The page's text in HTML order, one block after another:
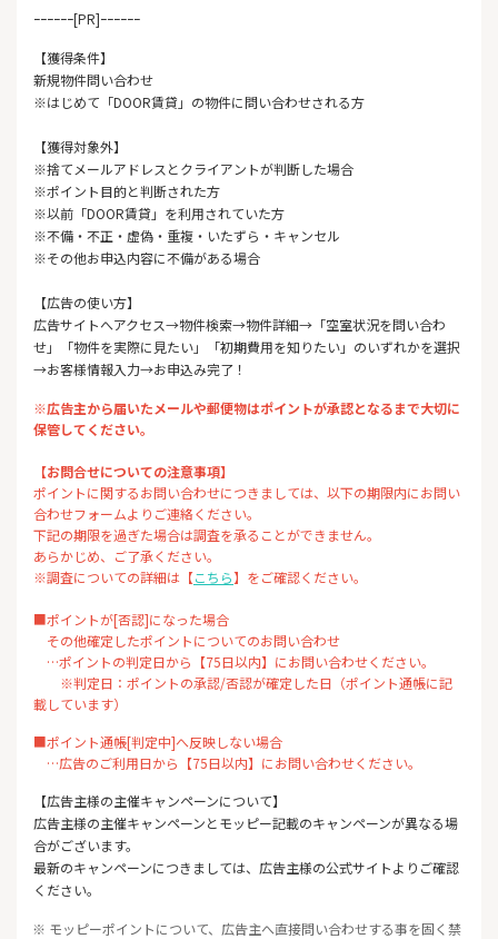
ｰｰｰｰｰｰ[PR]ｰｰｰｰｰｰ
【獲得条件】
新規物件問い合わせ
※はじめて「DOOR賃貸」の物件に問い合わせされる方
【獲得対象外】
※捨てメールアドレスとクライアントが判断した場合
※ポイント目的と判断された方
※以前「DOOR賃貸」を利用されていた方
※不備・不正・虚偽・重複・いたずら・キャンセル
※その他お申込内容に不備がある場合
【広告の使い方】
広告サイトへアクセス→物件検索→物件詳細→「空室状況を問い合わ
せ」「物件を実際に見たい」「初期費用を知りたい」のいずれかを選択
→お客様情報入力→お申込み完了！
※広告主から届いたメールや郵便物はポイントが承認となるまで大切に
保管してください。
【お問合せについての注意事項】
ポイントに関するお問い合わせにつきましては、以下の期限内にお問い
合わせフォームよりご連絡ください。
下記の期限を過ぎた場合は調査を承ることができません。
あらかじめ、ご了承ください。
※調査についての詳細は【こちら】をご確認ください。
■ポイントが[否認]になった場合
その他確定したポイントについてのお問い合わせ
…ポイントの判定日から【75日以内】にお問い合わせください。
※判定日：ポイントの承認/否認が確定した日（ポイント通帳に記
載しています）
■ポイント通帳[判定中]へ反映しない場合
…広告のご利用日から【75日以内】にお問い合わせください。
【広告主様の主催キャンペーンについて】
広告主様の主催キャンペーンとモッピー記載のキャンペーンが異なる場
合がございます。
最新のキャンペーンにつきましては、広告主様の公式サイトよりご確認
ください。
※ モッピーポイントについて、広告主へ直接問い合わせする事を固く禁